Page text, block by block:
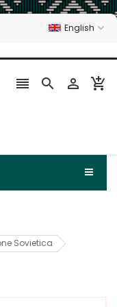
English
   
Sovietica